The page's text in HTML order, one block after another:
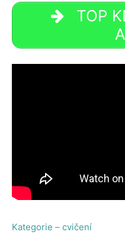
TOP
Kategorie – cvičení